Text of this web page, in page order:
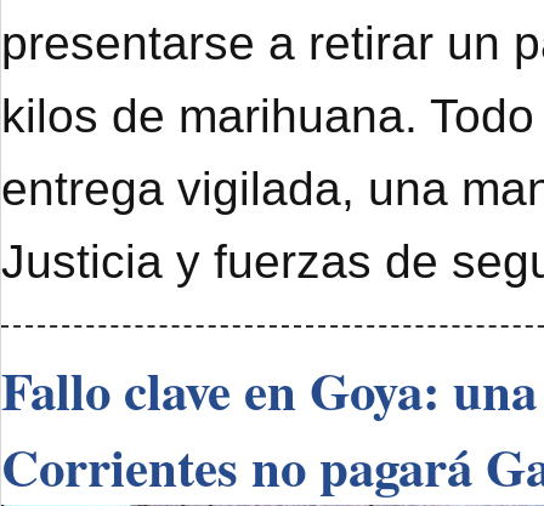
presentarse a retirar un
kilos de marihuana.
entrega vigilada, una
Justicia y fuerzas de
Fallo clave en Goya:
Corrientes no pagará